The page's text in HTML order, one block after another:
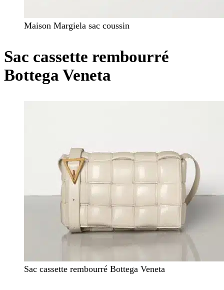
Maison Margiela sac coussin
Sac cassette rembourré
Bottega Veneta
Sac cassette rembourré Bottega Veneta